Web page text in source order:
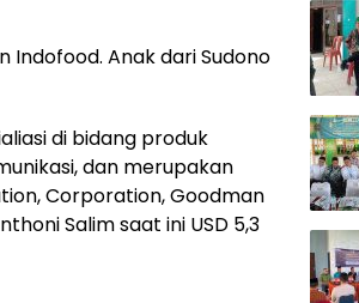
Indofood. Anak dari Sudono
di bidang produk
dan merupakan
Corporation, Goodman
Salim saat ini USD 5,3